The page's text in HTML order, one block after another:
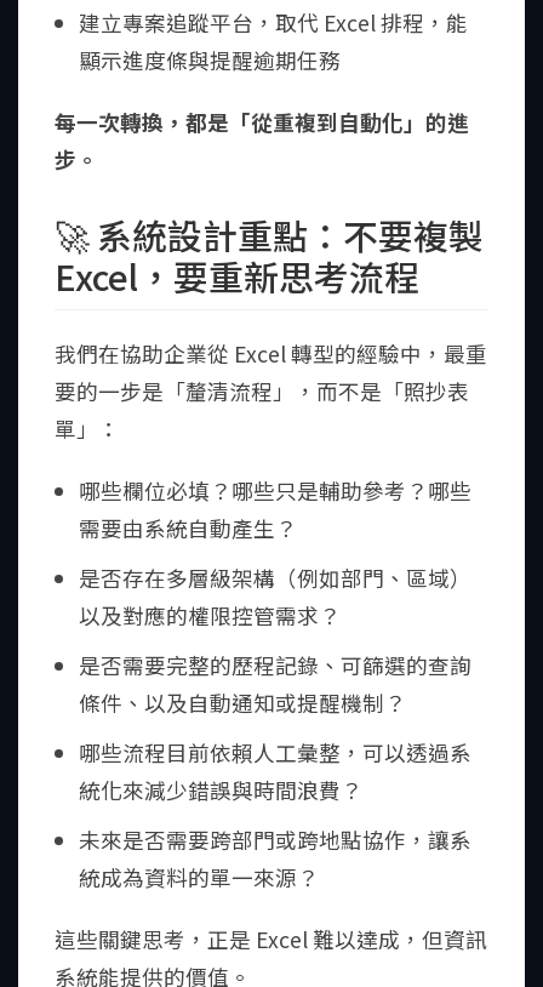
建立專案追蹤平台，取代 Excel 排程，能
顯示進度條與提醒逾期任務
每一次轉換，都是「從重複到自動化」的進
步。
🚀 系統設計重點：不要複製
Excel，要重新思考流程
我們在協助企業從 Excel 轉型的經驗中，最重
要的一步是「釐清流程」，而不是「照抄表
單」：
哪些欄位必填？哪些只是輔助參考？哪些
需要由系統自動產生？
是否存在多層級架構（例如部門、區域）
以及對應的權限控管需求？
是否需要完整的歷程記錄、可篩選的查詢
條件、以及自動通知或提醒機制？
哪些流程目前依賴人工彙整，可以透過系
統化來減少錯誤與時間浪費？
未來是否需要跨部門或跨地點協作，讓系
統成為資料的單一來源？
這些關鍵思考，正是 Excel 難以達成，但資訊
系統能提供的價值。